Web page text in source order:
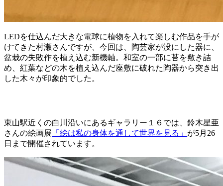
LEDを仕込んだ大きな電球に植物を入れて楽しむ作品を手が
けてきた村瀬さんですが、今回は、陶芸家が没にした器に、
盆栽の失敗作を植え込む新機軸。和室の一部に苔を敷き詰
め、紅葉などの木を植え込んだ座敷に破れた陶器から突き出
した木々が印象的でした。
東山駅近くの白川沿いにあるギャラリー１６では、鈴木星亜
さんの絵画展 「絵は私の身体を通して世界を見る」 が5月26
日まで開催されています。